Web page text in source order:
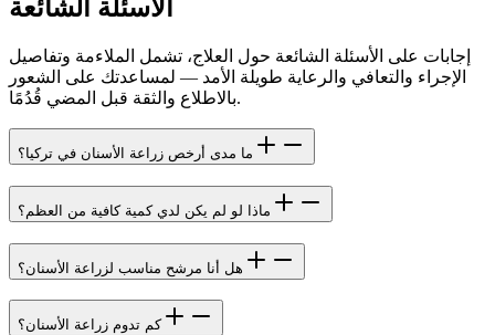
الأسئلة الشائعة
إجابات على الأسئلة الشائعة حول العلاج، تشمل الملاءمة وتفاصيل
الإجراء والتعافي والرعاية طويلة الأمد — لمساعدتك على الشعور
بالاطلاع والثقة قبل المضي قُدُمًا.
ما مدى أرخص زراعة الأسنان في تركيا؟
ماذا لو لم يكن لدي كمية كافية من العظم؟
هل أنا مرشح مناسب لزراعة الأسنان؟
كم تدوم زراعة الأسنان؟